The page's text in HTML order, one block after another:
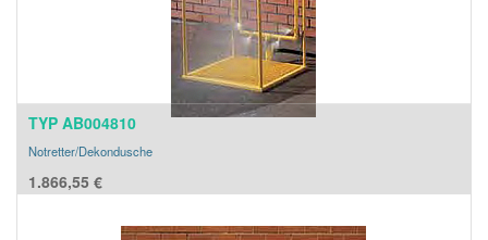
TYP AB004810
Notretter/Dekondusche
1.866,55 €